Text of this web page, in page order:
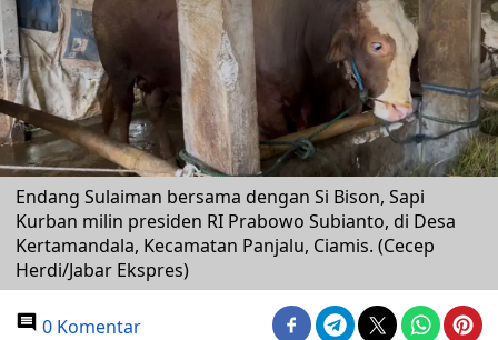
Endang Sulaiman bersama dengan Si Bison, Sapi
Kurban milin presiden RI Prabowo Subianto, di Desa
Kertamandala, Kecamatan Panjalu, Ciamis. (Cecep
Herdi/Jabar Ekspres)
0 Komentar